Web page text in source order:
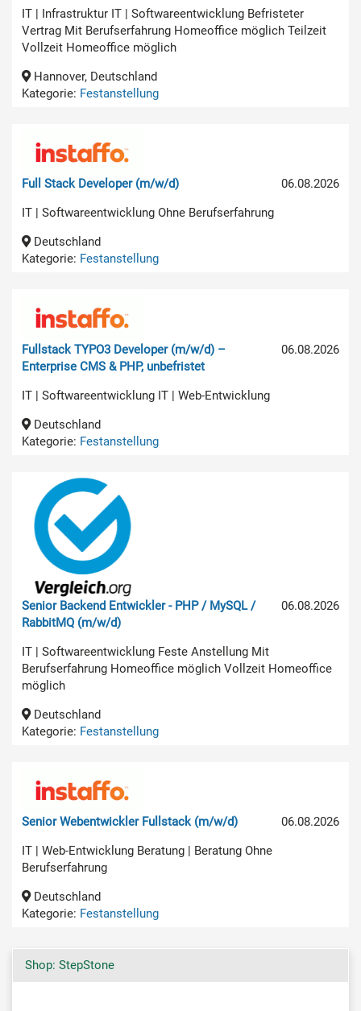
IT | Infrastruktur IT | Softwareentwicklung Befristeter
Vertrag Mit Berufserfahrung Homeoffice möglich Teilzeit
Vollzeit Homeoffice möglich
Hannover, Deutschland
Kategorie: Festanstellung
06.08.2026
Full Stack Developer (m/w/d)
IT | Softwareentwicklung Ohne Berufserfahrung
Deutschland
Kategorie: Festanstellung
06.08.2026
Fullstack TYPO3 Developer (m/w/d) –
Enterprise CMS & PHP, unbefristet
IT | Softwareentwicklung IT | Web-Entwicklung
Deutschland
Kategorie: Festanstellung
06.08.2026
Senior Backend Entwickler - PHP / MySQL /
RabbitMQ (m/w/d)
IT | Softwareentwicklung Feste Anstellung Mit
Berufserfahrung Homeoffice möglich Vollzeit Homeoffice
möglich
Deutschland
Kategorie: Festanstellung
06.08.2026
Senior Webentwickler Fullstack (m/w/d)
IT | Web-Entwicklung Beratung | Beratung Ohne
Berufserfahrung
Deutschland
Kategorie: Festanstellung
Shop: StepStone